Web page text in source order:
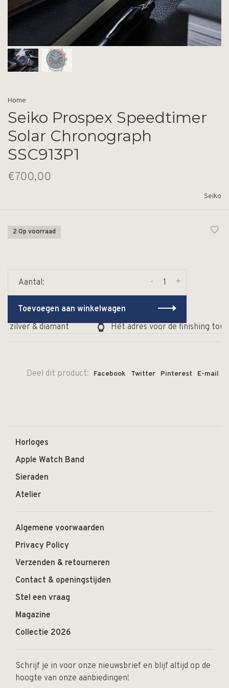
Home
Seiko Prospex Speedtimer
Solar Chronograph
SSC913P1
€700,00
Seiko
2 Op voorraad
Aantal: +
-
Toevoegen aan winkelwagen
zilver & diamant
Hét adres voor de finishing
Deel dit product: Facebook Twitter Pinterest E-mail
Horloges
Apple Watch Band
Sieraden
Atelier
Algemene voorwaarden
Privacy Policy
Verzenden & retourneren
Contact & openingstijden
Stel een vraag
Magazine
Collectie 2026
Schrijf je in voor onze nieuwsbrief en blijf altijd op de
hoogte van onze aanbiedingen!